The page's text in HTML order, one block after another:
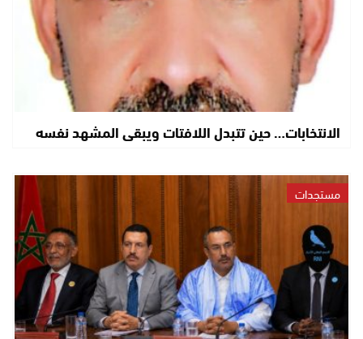
الانتخابات… حين تتبدل اللافتات ويبقى المشهد نفسه
مستجدات